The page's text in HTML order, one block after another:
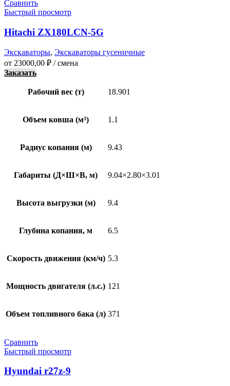
Сравнить
Быстрый просмотр
Hitachi ZX180LCN-5G
Экскаваторы, Экскаваторы гусеничные
от 23000,00 ₽ / смена
Заказать
Рабочий вес (т) 18.901
Объем ковша (м³) 1.1
Радиус копания (м) 9.43
Габариты (Д×Ш×В, м) 9.04×2.80×3.01
Высота выгрузки (м) 9.4
Глубина копания, м 6.5
Скорость движения (км/ч) 5.3
Мощность двигателя (л.с.) 121
Объем топливного бака (л) 371
Сравнить
Быстрый просмотр
Hyundai r27z-9